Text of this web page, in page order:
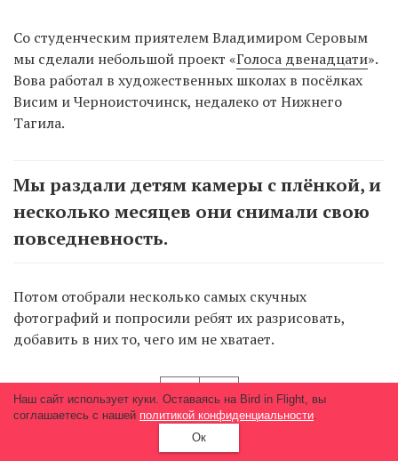
Со студенческим приятелем Владимиром Серовым
мы сделали небольшой проект «Голоса двенадцати».
Вова работал в художественных школах в посёлках
Висим и Черноисточинск, недалеко от Нижнего
Тагила.
Мы раздали детям камеры с плёнкой, и
несколько месяцев они снимали свою
повседневность.
Потом отобрали несколько самых скучных
фотографий и попросили ребят их разрисовать,
добавить в них то, чего им не хватает.
Наш сайт использует куки. Оставаясь на Bird in Flight, вы
соглашаетесь с нашей политикой конфиденциальности.
Ок